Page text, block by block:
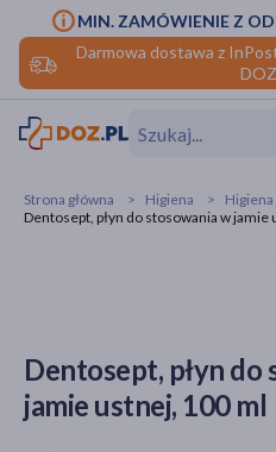
Darmowa dostawa z
MIN. ZAMÓWIENIE Z
Strona główna Higiena
Dentosept, płyn do stosowania w jamie
Dentosept, płyn do
jamie ustnej, 100 ml